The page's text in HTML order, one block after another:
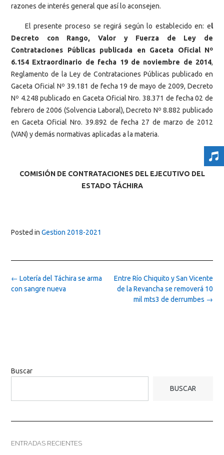
razones de interés general que así lo aconsejen.
El presente proceso se regirá según lo establecido en: el
Decreto con Rango, Valor y Fuerza de Ley de
Contrataciones Públicas publicada en Gaceta Oficial Nº
6.154 Extraordinario de fecha 19 de noviembre de 2014,
Reglamento de la Ley de Contrataciones Públicas publicado en
Gaceta Oficial Nº 39.181 de fecha 19 de mayo de 2009, Decreto
Nº 4.248 publicado en Gaceta Oficial Nro. 38.371 de fecha 02 de
febrero de 2006 (Solvencia Laboral), Decreto Nº 8.882 publicado
en Gaceta Oficial Nro. 39.892 de fecha 27 de marzo de 2012
(VAN) y demás normativas aplicadas a la materia.
COMISIÓN DE CONTRATACIONES DEL EJECUTIVO DEL
ESTADO TÁCHIRA
Posted in Gestion 2018-2021
Post
navigation
Entre Río Chiquito y San Vicente
de la Revancha se removerá 10
mil mts3 de derrumbes →
← Lotería del Táchira se arma
con sangre nueva
Buscar
BUSCAR
ENTRADAS RECIENTES